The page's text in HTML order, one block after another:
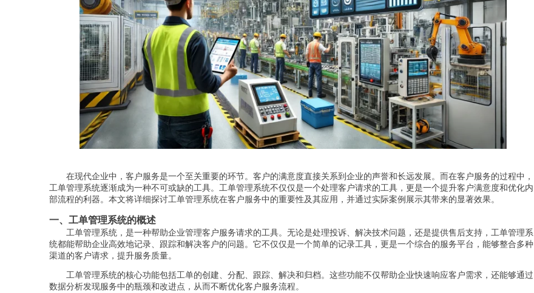
在现代企业中，客户服务是一个至关重要的环节。客户的满意度直接关系到企业的声誉和长远发展。而在客户服务的过程中，
工单管理系统逐渐成为一种不可或缺的工具。工单管理系统不仅仅是一个处理客户请求的工具，更是一个提升客户满意度和优化内
部流程的利器。本文将详细探讨工单管理系统在客户服务中的重要性及其应用，并通过实际案例展示其带来的显著效果。
一、工单管理系统的概述
工单管理系统，是一种帮助企业管理客户服务请求的工具。无论是处理投诉、解决技术问题，还是提供售后支持，工单管理系
统都能帮助企业高效地记录、跟踪和解决客户的问题。它不仅仅是一个简单的记录工具，更是一个综合的服务平台，能够整合多种
渠道的客户请求，提升服务质量。
工单管理系统的核心功能包括工单的创建、分配、跟踪、解决和归档。这些功能不仅帮助企业快速响应客户需求，还能够通过
数据分析发现服务中的瓶颈和改进点，从而不断优化客户服务流程。